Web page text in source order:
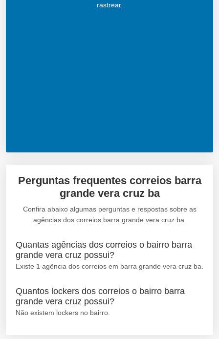
rastrear.
Perguntas frequentes correios barra
grande vera cruz ba
Confira abaixo algumas perguntas e respostas sobre as
agências dos correios barra grande vera cruz ba.
Quantas agências dos correios o bairro barra
grande vera cruz possui?
Existe 1 agência dos correios em barra grande vera cruz ba.
Quantos lockers dos correios o bairro barra
grande vera cruz possui?
Não existem lockers no bairro.